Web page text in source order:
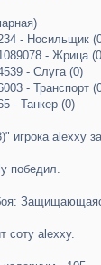
- Носильщик
- Жрица
- Слуга (0)
- Транспорт
- Танкер (0)
игрока alexxy
победил.
соту alexxy.